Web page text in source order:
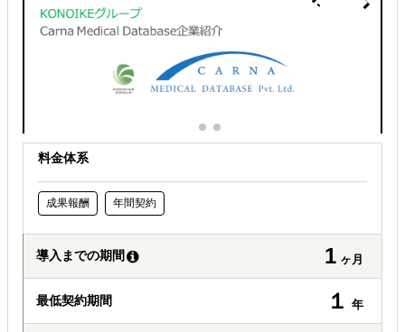
オンラインで販路開拓したい
料金体系
成果報酬 年間契約
導入までの期間 1 ヶ月
最低契約期間 １ 年